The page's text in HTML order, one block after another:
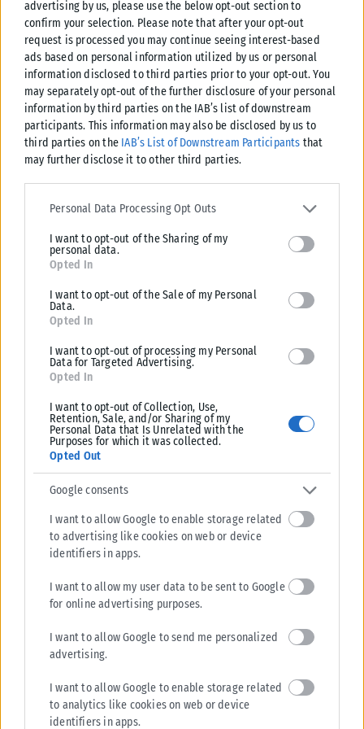
advertising by us, please use the below opt-out section to
confirm your selection. Please note that after your opt-out
request is processed you may continue seeing interest-based
ads based on personal information utilized by us or personal
information disclosed to third parties prior to your opt-out. You
may separately opt-out of the further disclosure of your personal
information by third parties on the IAB’s list of downstream
participants. This information may also be disclosed by us to
third parties on the IAB’s List of Downstream Participants that
may further disclose it to other third parties.
Please note that this website/app uses one or more Google
services and may gather and store information including but not
deny consent to Google and its third-party tags to use your data
for below specified purposes in below Google consent section.
Personal Data Processing Opt Outs
I want to opt-out of the Sharing of my
personal data.
Opted In
I want to opt-out of the Sale of my Personal
Data.
Opted In
I want to opt-out of processing my Personal
Data for Targeted Advertising.
Opted In
I want to opt-out of Collection, Use,
Retention, Sale, and/or Sharing of my
Personal Data that Is Unrelated with the
Purposes for which it was collected.
Opted Out
Google consents
I want to allow Google to enable storage related
to advertising like cookies on web or device
identifiers in apps.
I want to allow my user data to be sent to Google
for online advertising purposes.
I want to allow Google to send me personalized
advertising.
I want to allow Google to enable storage related
to analytics like cookies on web or device
identifiers in apps.
αστικά και πολιτιστικά κέντρα της νεότερης Ελλάδας. Η
εκδήλωση πραγματοποιήθηκε στον Ιερό Μητροπολιτικό Ναό
της Μεταμορφώσεως του Σωτήρος, στον ίδιο χώρο όπου, πριν
από 200 χρόνια, την ίδια ημερομηνία, είχε τελεστεί η ιστορική
ονοματοδοσία της πόλης, γεγονός που προσέδωσε ιδιαίτερο
συμβολισμό και ιστορική βαρύτητα στη φετινή επέτειο. Η
διοργάνωση πραγματοποιήθηκε από τον Δήμο Σύρου-
Ερμούπολης, σε συνεργασία με την Περιφέρεια Νοτίου
ΘΕΣΣΑΛΟΝΊΚΗ
Θεσσαλονίκη: 30χρονος άρπαξε τσάντα από γυναίκα
Η ληστεία έγινε χθες το μεσημέρι σε περιοχή της Σίνδου όταν ο
ΑΝΑΡΤΉΘΗΚΕ ΑΠΌKARFITSANEWS 06/08/2026